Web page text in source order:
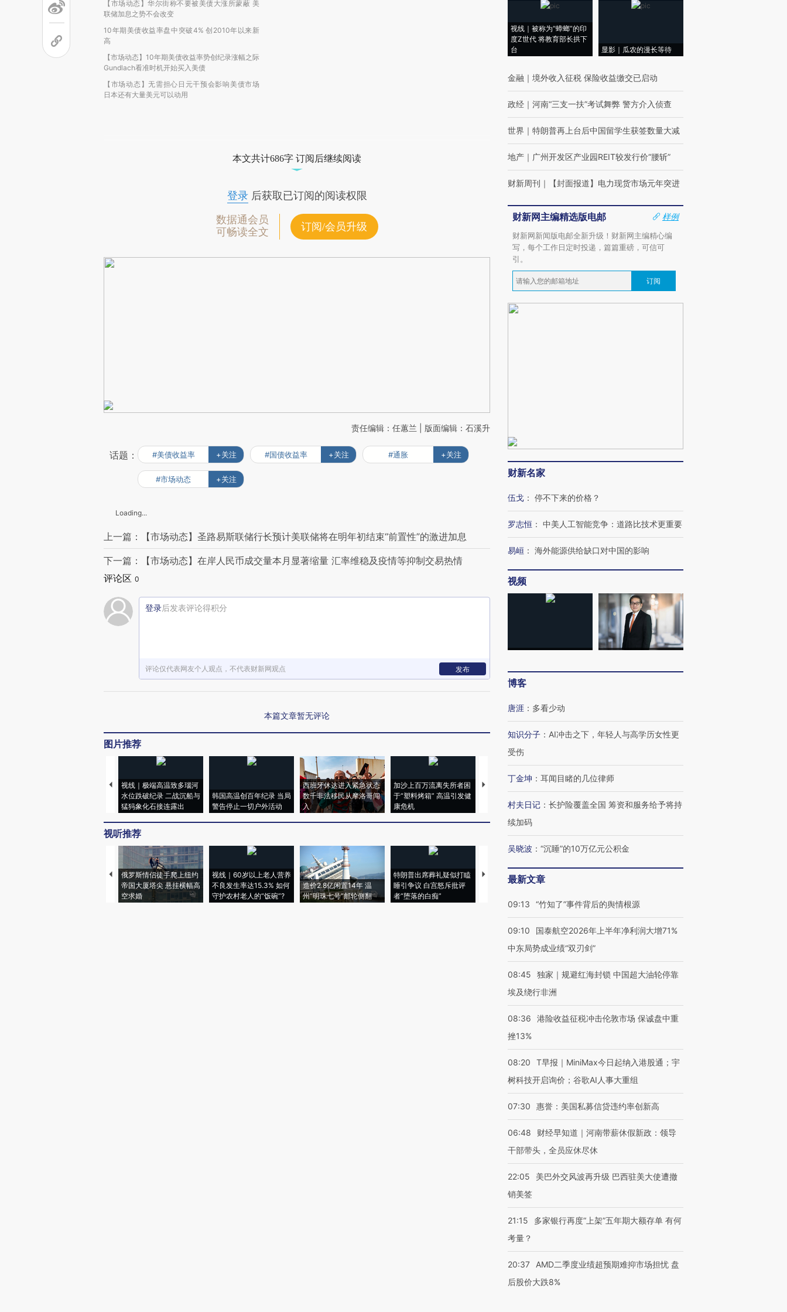
【市场动态】华尔街称不要被美债大涨所蒙蔽 美
联储加息之势不会改变
10年期美债收益率盘中突破4% 创2010年以来新
高
【市场动态】10年期美债收益率势创纪录涨幅之际
Gundlach看准时机开始买入美债
【市场动态】无需担心日元干预会影响美债市场
日本还有大量美元可以动用
本文共计686字 订阅后继续阅读
登录后获取已订阅的阅读权限
数据通会员
可畅读全文
订阅/会员升级
责任编辑：任蕙兰 | 版面编辑：石溪升
话题： #美债收益率 +关注 #国债收益率 +关注 #通胀 +关注
#市场动态 +关注
Loading...
上一篇：【市场动态】圣路易斯联储行长预计美联储将在明年初结束“前置性”的激进加息
下一篇：【市场动态】在岸人民币成交量本月显著缩量 汇率维稳及疫情等抑制交易热情
评论区 0
登录后发表评论得积分
评论仅代表网友个人观点，不代表财新网观点 发布
本篇文章暂无评论
图片推荐
视线｜极端高温致多瑙河
水位跌破纪录 二战沉船与
猛犸象化石接连露出
韩国高温创百年纪录 当局
警告停止一切户外活动
西班牙休达进入紧急状态
数千非法移民从摩洛哥闯
入
加沙上百万流离失所者困
于“塑料烤箱” 高温引发健
康危机
马航飞行员跨国走私7万
要防空导弹“救急”
13人遇难
视听推荐
俄罗斯情侣徒手爬上纽约
帝国大厦塔尖 悬挂横幅高
空求婚
视线｜60岁以上老人营养
不良发生率达15.3% 如何
守护农村老人的“饭碗”?
造价2.8亿闲置14年 温
州“明珠七号”邮轮侧翻
特朗普出席葬礼疑似打瞌
睡引争议 白宫怒斥批评
者“堕落的白痴”
视线｜全球最热百城独占
97个 印度如何熬过48°C
视线｜被称为“蟑螂”的印
度Z世代 将教育部长拱下
台
显影｜瓜农的漫长等待
金融 ｜ 境外收入征税 保险收益缴交已启动
政经 ｜ 河南“三支一扶”考试舞弊 警方介入侦查
世界 ｜ 特朗普再上台后中国留学生获签数量大减
地产 ｜ 广州开发区产业园REIT较发行价“腰斩”
财新周刊 ｜ 【封面报道】电力现货市场元年突进
财新网主编精选版电邮
样例
财新网新闻版电邮全新升级！财新网主编精心编
写，每个工作日定时投递，篇篇重磅，可信可
引。
订阅
财新名家
伍戈 ： 停不下来的价格？
罗志恒 ： 中美人工智能竞争：道路比技术更重要
易峘 ： 海外能源供给缺口对中国的影响
视频
博客
唐涯 ： 多看少动
知识分子 ： AI冲击之下，年轻人与高学历女性更
受伤
丁金坤 ： 耳闻目睹的几位律师
村夫日记 ： 长护险覆盖全国 筹资和服务给予将持
续加码
吴晓波 ： “沉睡”的10万亿元公积金
最新文章
09:13 “竹知了”事件背后的舆情根源
09:10
国泰航空2026年上半年净利润大增71%
中东局势成业绩“双刃剑”
08:45
独家｜规避红海封锁 中国超大油轮停靠
埃及绕行非洲
08:36
港险收益征税冲击伦敦市场 保诚盘中重
挫13%
08:20
T早报｜MiniMax今日起纳入港股通；宇
树科技开启询价；谷歌AI人事大重组
07:30 惠誉：美国私募信贷违约率创新高
06:48
财经早知道｜河南带薪休假新政：领导
干部带头，全员应休尽休
22:05
美巴外交风波再升级 巴西驻美大使遭撤
销美签
21:15
多家银行再度“上架”五年期大额存单 有何
考量？
20:37
AMD二季度业绩超预期难抑市场担忧 盘
后股价大跌8%